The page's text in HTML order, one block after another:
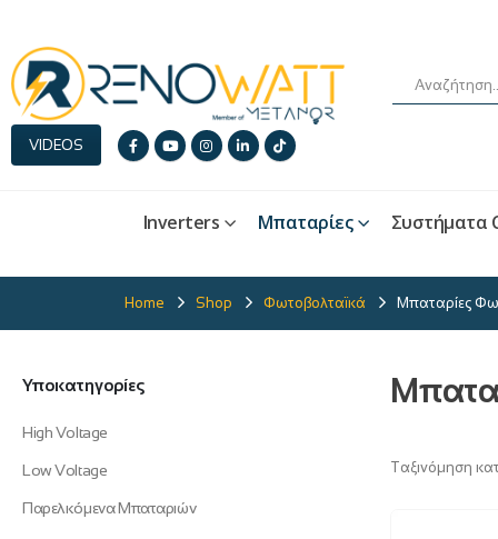
VIDEOS
Inverters Μπαταρίες Συστήματα
Home Shop Φωτοβολταϊκά Μπαταρίες
Ταξινόμηση
Υποκατηγορίες
High Voltage
Low Voltage
Παρελκόμενα Μπαταριών